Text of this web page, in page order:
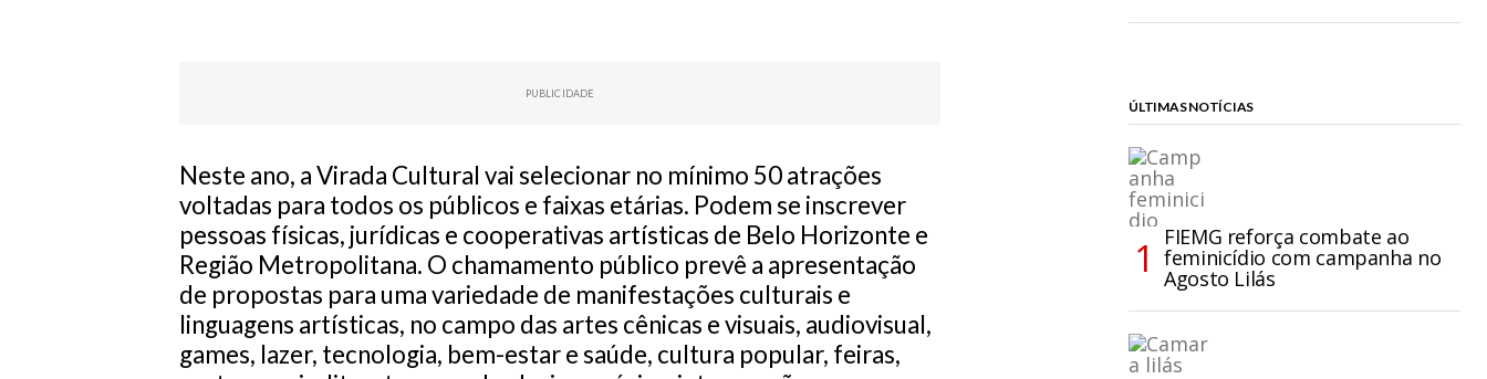
PUBLICIDADE
Neste ano, a Virada Cultural vai selecionar no mínimo 50 atrações
voltadas para todos os públicos e faixas etárias. Podem se inscrever
pessoas físicas, jurídicas e cooperativas artísticas de Belo Horizonte e
Região Metropolitana. O chamamento público prevê a apresentação
de propostas para uma variedade de manifestações culturais e
linguagens artísticas, no campo das artes cênicas e visuais, audiovisual,
games, lazer, tecnologia, bem-estar e saúde, cultura popular, feiras,
ÚLTIMAS NOTÍCIAS
FIEMG reforça combate ao
feminicídio com campanha no
Agosto Lilás